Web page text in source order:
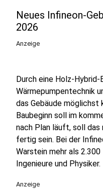
Neues Infineon-
2026
Anzeige
Durch eine Holz-Hybrid-
Wärmepumpentechnik
das Gebäude möglichst
Baubeginn soll im
nach Plan läuft, soll das
fertig sein. Bei der
Warstein mehr als
Ingenieure und Physiker.
Anzeige